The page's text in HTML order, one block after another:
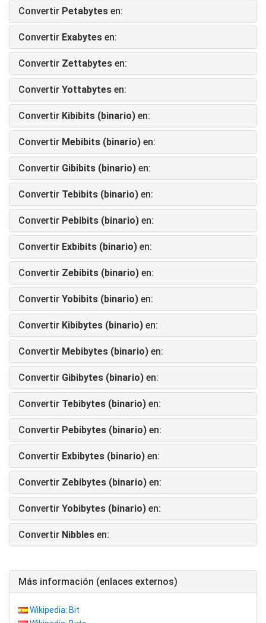
Convertir Petabytes en:
Convertir Exabytes en:
Convertir Zettabytes en:
Convertir Yottabytes en:
Convertir Kibibits (binario) en:
Convertir Mebibits (binario) en:
Convertir Gibibits (binario) en:
Convertir Tebibits (binario) en:
Convertir Pebibits (binario) en:
Convertir Exbibits (binario) en:
Convertir Zebibits (binario) en:
Convertir Yobibits (binario) en:
Convertir Kibibytes (binario) en:
Convertir Mebibytes (binario) en:
Convertir Gibibytes (binario) en:
Convertir Tebibytes (binario) en:
Convertir Pebibytes (binario) en:
Convertir Exbibytes (binario) en:
Convertir Zebibytes (binario) en:
Convertir Yobibytes (binario) en:
Convertir Nibbles en:
Más información (enlaces externos)
Wikipedia: Bit